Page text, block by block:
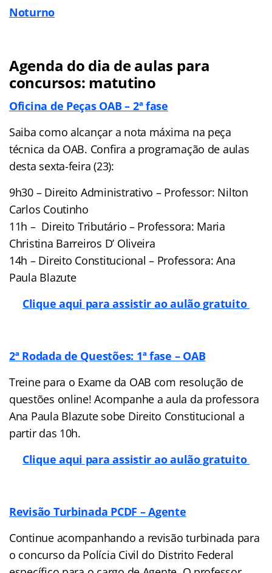
Noturno
Agenda do dia de aulas para
concursos: matutino
Oficina de Peças OAB – 2ª fase
Saiba como alcançar a nota máxima na peça
técnica da OAB. Confira a programação de aulas
desta sexta-feira (23):
9h30 – Direito Administrativo – Professor: Nilton
Carlos Coutinho
11h – Direito Tributário – Professora: Maria
Christina Barreiros D’ Oliveira
14h – Direito Constitucional – Professora: Ana
Paula Blazute
Clique aqui para assistir ao aulão gratuito
2ª Rodada de Questões: 1ª fase – OAB
Treine para o Exame da OAB com resolução de
questões online! Acompanhe a aula da professora
Ana Paula Blazute sobe Direito Constitucional a
partir das 10h.
Clique aqui para assistir ao aulão gratuito
Revisão Turbinada PCDF – Agente
Continue acompanhando a revisão turbinada para
o concurso da Polícia Civil do Distrito Federal